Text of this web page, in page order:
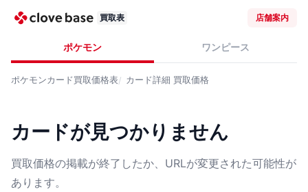
買取表 店舗案内
ポケモン ワンピース
ポケモンカード買取価格表 カード詳細 買取価格
カードが見つかりません
買取価格の掲載が終了したか、URLが変更された可能性が
あります。